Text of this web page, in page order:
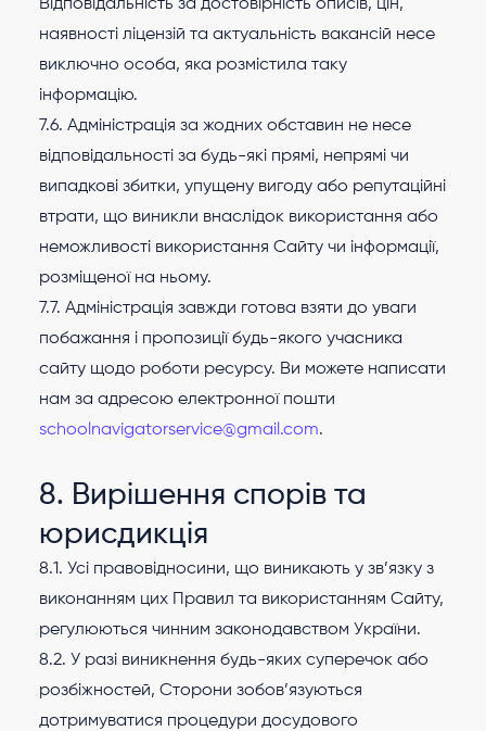
Відповідальність за достовірність описів, цін,
наявності ліцензій та актуальність вакансій несе
виключно особа, яка розмістила таку
інформацію.
7.6. Адміністрація за жодних обставин не несе
відповідальності за будь-які прямі, непрямі чи
випадкові збитки, упущену вигоду або репутаційні
втрати, що виникли внаслідок використання або
неможливості використання Сайту чи інформації,
розміщеної на ньому.
7.7. Адміністрація завжди готова взяти до уваги
побажання і пропозиції будь-якого учасника
сайту щодо роботи ресурсу. Ви можете написати
нам за адресою електронної пошти
schoolnavigatorservice@gmail.com.
8. Вирішення спорів та
юрисдикція
8.1. Усі правовідносини, що виникають у зв’язку з
виконанням цих Правил та використанням Сайту,
регулюються чинним законодавством України.
8.2. У разі виникнення будь-яких суперечок або
розбіжностей, Сторони зобов’язуються
дотримуватися процедури досудового